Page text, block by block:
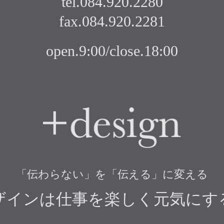
fax.084.920.2281
open.9:00/close.18:00
「伝わらない」を「伝える」に変える
インは仕事を楽しく元気にす